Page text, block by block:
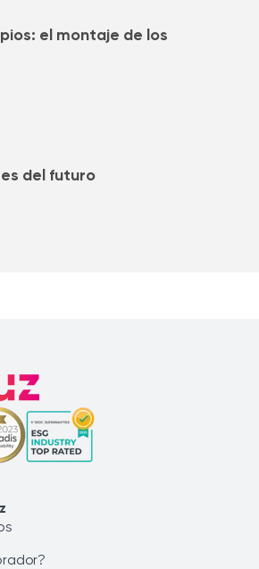
el montaje de los
del futuro